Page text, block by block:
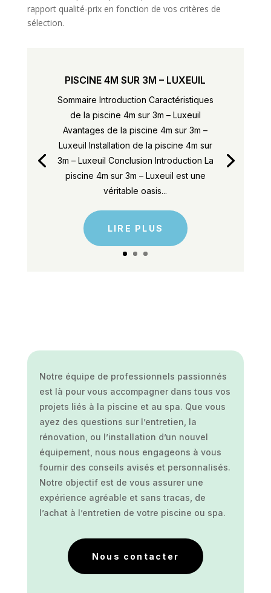
rapport qualité-prix en fonction de vos critères de
sélection.
PISCINE 4M SUR 3M – LUXEUIL
Sommaire Introduction Caractéristiques
de la piscine 4m sur 3m – Luxeuil
Avantages de la piscine 4m sur 3m –
Luxeuil Installation de la piscine 4m sur
3m – Luxeuil Conclusion Introduction La
piscine 4m sur 3m – Luxeuil est une
véritable oasis...
LIRE PLUS
Notre équipe de professionnels passionnés
est là pour vous accompagner dans tous vos
projets liés à la piscine et au spa. Que vous
ayez des questions sur l’entretien, la
rénovation, ou l’installation d’un nouvel
équipement, nous nous engageons à vous
fournir des conseils avisés et personnalisés.
Notre objectif est de vous assurer une
expérience agréable et sans tracas, de
l’achat à l’entretien de votre piscine ou spa.
Nous contacter